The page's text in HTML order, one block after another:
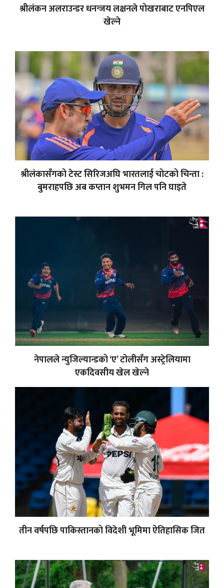
श्रीलंकन अलराउन्डर धनन्जय लक्षनले पोखराबाट एनपिएल
खेल्ने
श्रीलंकासँगको टेस्ट सिरिजअघि भारतलाई चोटको चिन्ता :
बुमराहपछि अब कप्तान शुभमन गिल पनि घाइते
नेपालले न्युजिल्यान्डको ‘ए’ टोलीसँग अस्ट्रेलियामा
एकदिवसीय खेल खेल्ने
तीन वर्षपछि पाकिस्तानको विदेशी भूमिमा ऐतिहासिक जित